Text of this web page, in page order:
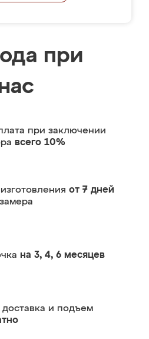
при
при заключении
всего 10%
от 7 дней
на 3, 4, 6 месяцев
доставка и подъем